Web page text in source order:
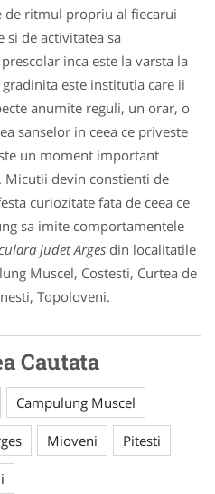
de ritmul propriu al fiecarui
si de activitatea sa
inca este la varsta la
este institutia care ii
anumite reguli, un orar, o
sanselor in ceea ce priveste
un moment important
devin constienti de
curiozitate fata de ceea ce
sa imite comportamentele
judet Arges din localitatile
Muscel, Costesti, Curtea de
Topoloveni.
Cautata
Campulung Muscel
Mioveni Pitesti